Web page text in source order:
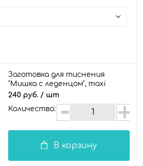
Заготовка для тиснения
"Мишка с леденцом", maxi
240 руб. / шт
Количество:
В корзину